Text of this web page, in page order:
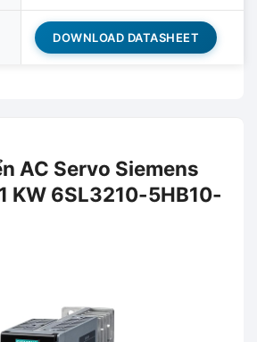
DOWNLOAD DATASHEET
AC Servo Siemens
KW 6SL3210-5HB10-